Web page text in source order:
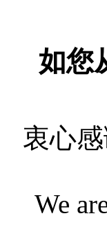
如您
衷心
We